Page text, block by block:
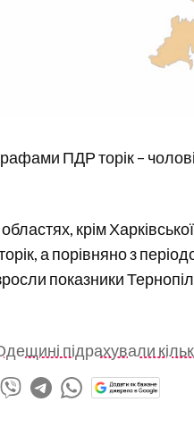
ПДР торік –
областях, крім
а порівняно з
показники
підрахували